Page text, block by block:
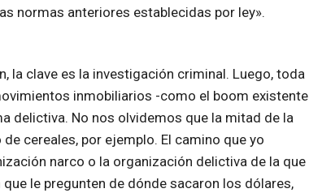
normas anteriores establecidas por ley».
la clave es la investigación criminal. Luego, toda
inmobiliarios -como el boom existente
delictiva. No nos olvidemos que la mitad de la
cereales, por ejemplo. El camino que yo
narco o la organización delictiva de la que
le pregunten de dónde sacaron los dólares,